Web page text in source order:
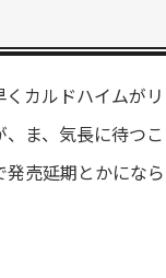
カルドハイムが
ま、気長に待つこ
発売延期とかにな